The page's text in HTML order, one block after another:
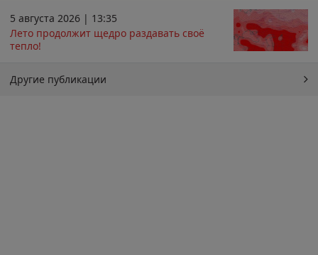
5 августа 2026 | 13:35
Лето продолжит щедро раздавать своё
тепло!
Другие публикации